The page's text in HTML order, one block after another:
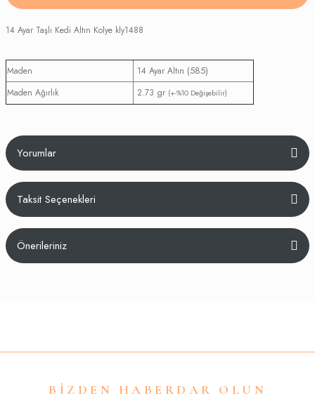
14 Ayar Taşlı Kedi Altın Kolye kly1488
Maden 14 Ayar Altın (585)
Maden Ağırlık 2.73 gr (+-%10 Değişebilir)
Yorumlar
Bu ürüne ilk yorumu siz yapın!
Taksit Seçenekleri
Önerileriniz
Ürün resmi kalitesiz, bozuk veya görüntülenemiyor.
BİZDEN HABERDAR OLUN